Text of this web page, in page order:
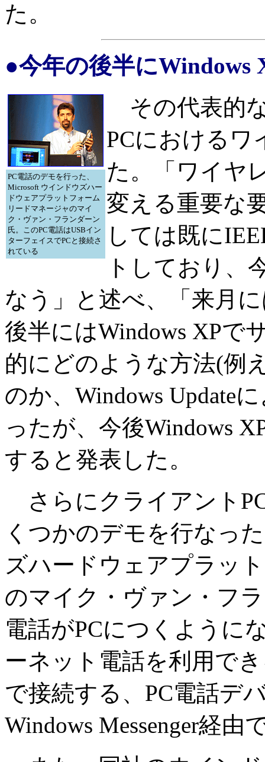
た。
●今年の後半にWindows
PC電話のデモを行った、
Microsoft ウインドウズハー
ドウェアプラットフォーム
リードマネージャのマイ
ク・ヴァン・フランダーン
氏。このPC電話はUSBイン
ターフェイスでPCと接続さ
れている
その代表的
PCにおけるワ
た。「ワイヤ
変える重要な
しては既に
トしており、
なう」と述べ、「来月
後半にはWindows XPで
的にどのような方法(例
のか、Windows Update
ったが、今後Windows
すると発表した。
さらにクライアント
くつかのデモを行なっ
ズハードウェアプラッ
のマイク・ヴァン・フ
電話がPCにつくように
ーネット電話を利用で
で接続する、PC電話デ
Windows Messenger経